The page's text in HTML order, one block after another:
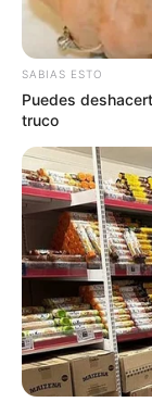
SABIAS ESTO
Puedes
truco